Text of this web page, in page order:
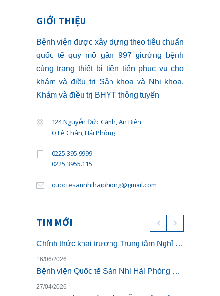
GIỚI THIỆU
Bệnh viện được xây dựng theo tiêu chuẩn
quốc tế quy mô gần 997 giường bệnh
cùng trang thiết bị tiên tiến phục vụ cho
khám và điều trị Sản khoa và Nhi khoa.
Khám và điều trị BHYT thông tuyến
124 Nguyễn Đức Cảnh, An Biên
Q Lê Chân, Hải Phòng
0225.395.9999
0225.3955.115
quoctesannhihaiphong@gmail.com
TIN MỚI
Chính thức khai trương Trung tâm Nghỉ dưỡng ở cữ cao cấp The Nest – Luxury Postpartum & Retreat
16/06/2026
Bệnh viện Quốc tế Sản Nhi Hải Phòng chính thức triển khai khám sức khỏe theo Thông tư 32/2023/TT-BYT
27/04/2026